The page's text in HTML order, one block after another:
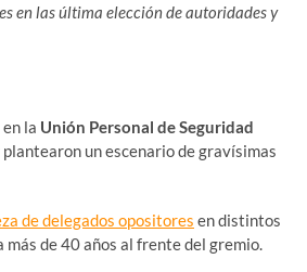
en las última elección de autoridades y
la Unión Personal de Seguridad
un escenario de gravísimas
de delegados opositores en distintos
de 40 años al frente del gremio.